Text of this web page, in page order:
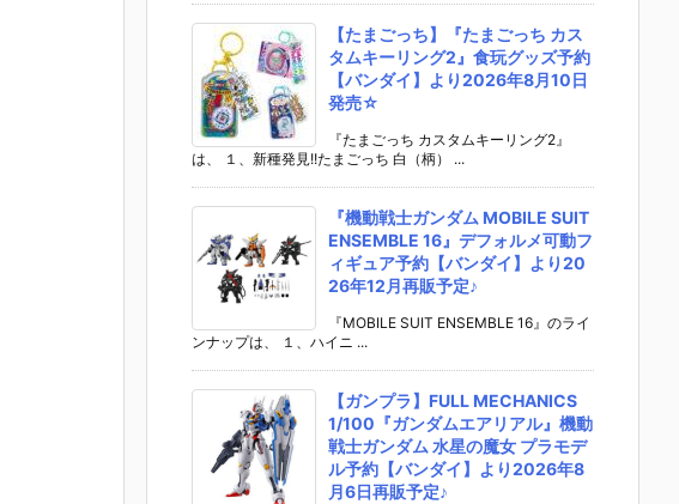
【たまごっち】『たまごっち カス
タムキーリング2』食玩グッズ予約
【バンダイ】より2026年8月10日
発売☆
『たまごっち カスタムキーリング2』
は、 １、新種発見!!たまごっち 白（柄） ...
『機動戦士ガンダム MOBILE SUIT
ENSEMBLE 16』デフォルメ可動フ
ィギュア予約【バンダイ】より20
26年12月再販予定♪
『MOBILE SUIT ENSEMBLE 16』のライ
ンナップは、 １、ハイニ ...
【ガンプラ】FULL MECHANICS
1/100『ガンダムエアリアル』機動
戦士ガンダム 水星の魔女 プラモデ
ル予約【バンダイ】より2026年8
月6日再販予定♪